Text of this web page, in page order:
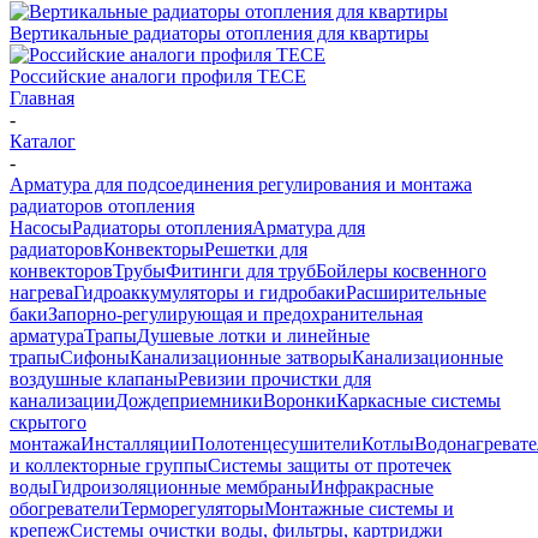
Вертикальные радиаторы отопления для квартиры
Российские аналоги профиля TECE
Главная
-
Каталог
-
Арматура для подсоединения регулирования и монтажа
радиаторов отопления
НасосыРадиаторы отопленияАрматура для
радиаторовКонвекторыРешетки для
конвекторовТрубыФитинги для трубБойлеры косвенного
нагреваГидроаккумуляторы и гидробакиРасширительные
бакиЗапорно-регулирующая и предохранительная
арматураТрапыДушевые лотки и линейные
трапыСифоныКанализационные затворыКанализационные
воздушные клапаныРевизии прочистки для
канализацииДождеприемникиВоронкиКаркасные системы
скрытого
монтажаИнсталляцииПолотенцесушителиКотлы
и коллекторные группыСистемы защиты от протечек
водыГидроизоляционные мембраныИнфракрасные
обогревателиТерморегуляторыМонтажные системы и
крепежСистемы очистки воды, фильтры, картриджи